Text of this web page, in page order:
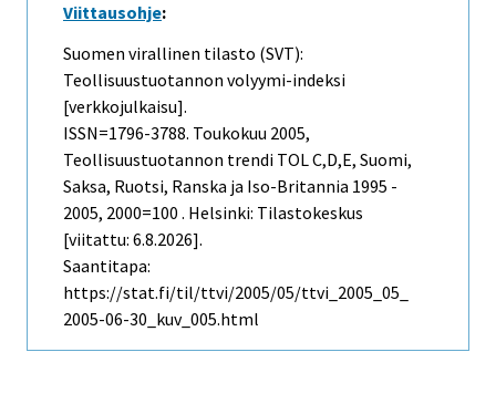
Viittausohje:
Suomen virallinen tilasto (SVT):
Teollisuustuotannon volyymi-indeksi
[verkkojulkaisu].
ISSN=1796-3788. Toukokuu 2005,
Teollisuustuotannon trendi TOL C,D,E, Suomi,
Saksa, Ruotsi, Ranska ja Iso-Britannia 1995 -
2005, 2000=100 . Helsinki: Tilastokeskus
[viitattu: 6.8.2026].
Saantitapa:
https://stat.fi/til/ttvi/2005/05/ttvi_2005_05_
2005-06-30_kuv_005.html